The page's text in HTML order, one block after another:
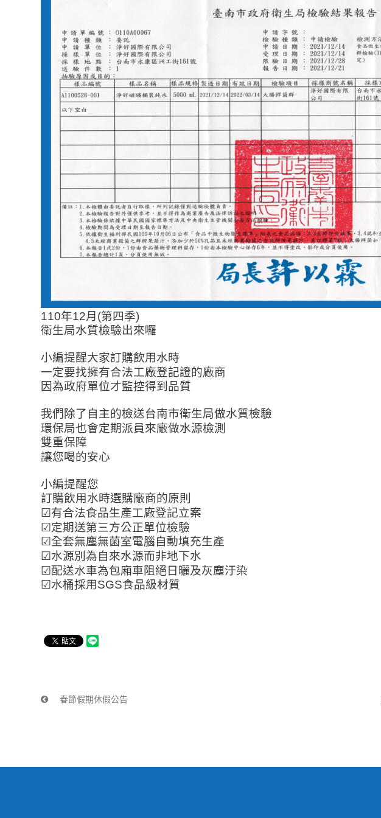
110年12月 (第四季)
衛生局水質檢驗出來囉
小編提醒大家訂購飲用水時
一定要找擁有合法工廠登記證的廠商
因為政府單位才監控得到品質
我們除了自主的檢送台南市衛生局做水質檢驗
環保局也會定期派員來廠做水源檢測
雙重保障
讓您喝的安心
小編提醒您
訂購飲用水時選購廠商的原則
☑有合法食品生產工廠登記立案
☑定期送第三方公正單位檢驗
☑全套無塵無菌室電腦自動填充生產
☑水源別為自來水源而非地下水
☑配送水車為包廂車阻絕日曬及灰塵汙染
☑水桶採用SGS食品級材質
春節假期休假公告